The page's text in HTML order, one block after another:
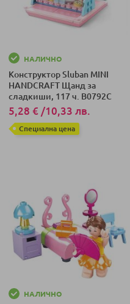
НАЛИЧНО
Конструктор Sluban MINI
HANDCRAFT Щанд за
сладкиши, 117 ч. B0792C
5,28 € /10,33 лв.
Специална цена
НАЛИЧНО